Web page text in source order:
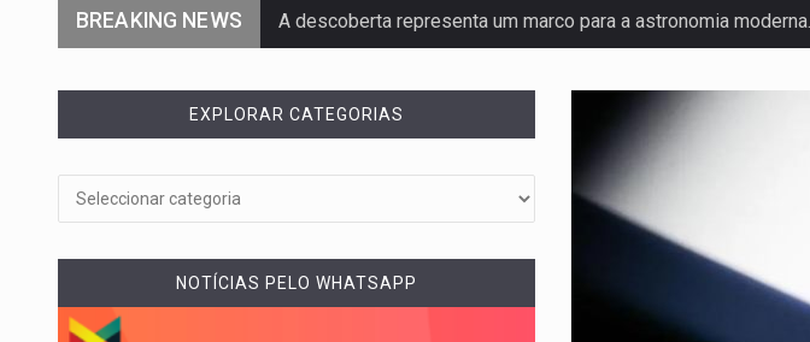
BREAKING NEWS A descoberta representa um marco para a astronomia
De acordo com as autoridades de saúde da Faixa de…
Um dos casos mais graves envolveu a residência de Sam…
A cidade de Bunia, capital da província de Ituri, tornou-se…
O pagamento marca o desfecho de um dos processos mais…
EXPLORAR CATEGORIAS
NOTÍCIAS PELO WHATSAPP